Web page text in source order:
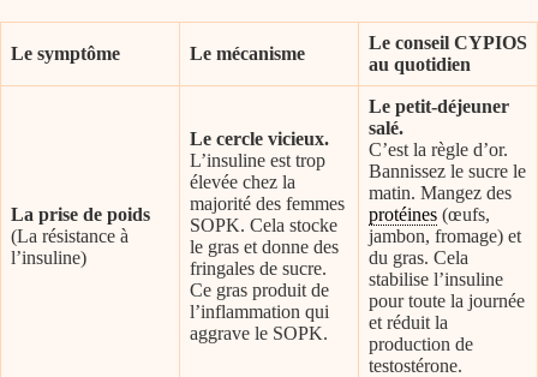
Le symptôme Le mécanisme
Le conseil CYPIOS
au quotidien
La prise de poids
(La résistance à
l’insuline)
Le cercle vicieux.
L’insuline est trop
élevée chez la
majorité des femmes
SOPK. Cela stocke
le gras et donne des
fringales de sucre.
Ce gras produit de
l’inflammation qui
aggrave le SOPK.
Le petit-déjeuner
salé.
C’est la règle d’or.
Bannissez le sucre le
matin. Mangez des
protéines (œufs,
jambon, fromage) et
du gras. Cela
stabilise l’insuline
pour toute la journée
et réduit la
production de
testostérone.